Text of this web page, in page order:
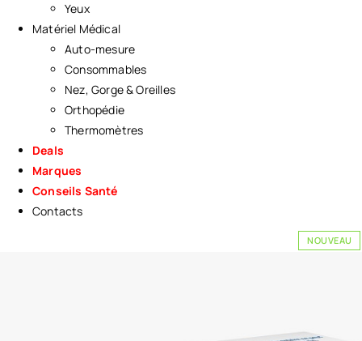
Yeux
Matériel Médical
Auto-mesure
Consommables
Nez, Gorge & Oreilles
Orthopédie
Thermomètres
Deals
Marques
Conseils Santé
Contacts
NOUVEAU